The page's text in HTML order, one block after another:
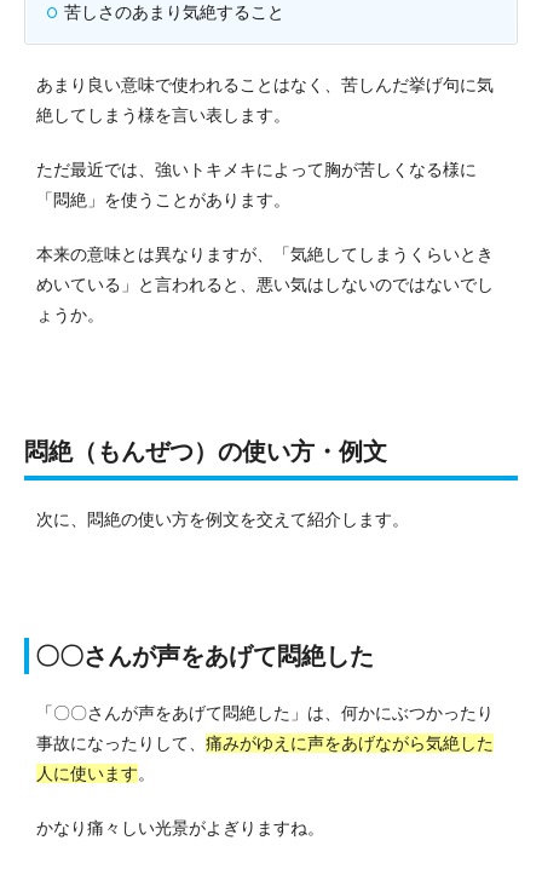
苦しさのあまり気絶すること
あまり良い意味で使われることはなく、苦しんだ挙げ句に気
絶してしまう様を言い表します。
ただ最近では、強いトキメキによって胸が苦しくなる様に
「悶絶」を使うことがあります。
本来の意味とは異なりますが、「気絶してしまうくらいとき
めいている」と言われると、悪い気はしないのではないでし
ょうか。
悶絶（もんぜつ）の使い方・例文
次に、悶絶の使い方を例文を交えて紹介します。
〇〇さんが声をあげて悶絶した
「〇〇さんが声をあげて悶絶した」は、 何かにぶつかったり
事故になったりして、 痛みがゆえに声をあげながら気絶した
人に使います。
かなり痛々しい光景がよぎりますね。